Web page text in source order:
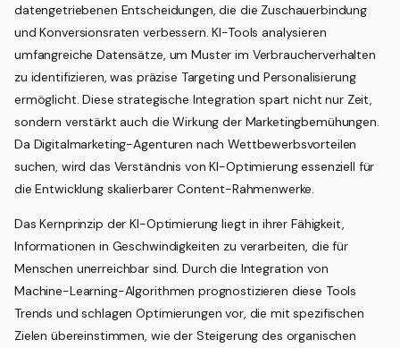
datengetriebenen Entscheidungen, die die Zuschauerbindung
und Konversionsraten verbessern. KI-Tools analysieren
umfangreiche Datensätze, um Muster im Verbraucherverhalten
zu identifizieren, was präzise Targeting und Personalisierung
ermöglicht. Diese strategische Integration spart nicht nur Zeit,
sondern verstärkt auch die Wirkung der Marketingbemühungen.
Da Digitalmarketing-Agenturen nach Wettbewerbsvorteilen
suchen, wird das Verständnis von KI-Optimierung essenziell für
die Entwicklung skalierbarer Content-Rahmenwerke.
Das Kernprinzip der KI-Optimierung liegt in ihrer Fähigkeit,
Informationen in Geschwindigkeiten zu verarbeiten, die für
Menschen unerreichbar sind. Durch die Integration von
Machine-Learning-Algorithmen prognostizieren diese Tools
Trends und schlagen Optimierungen vor, die mit spezifischen
Zielen übereinstimmen, wie der Steigerung des organischen